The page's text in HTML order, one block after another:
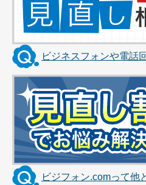
ビジネスフォンや電話
ビジフォン.comって他